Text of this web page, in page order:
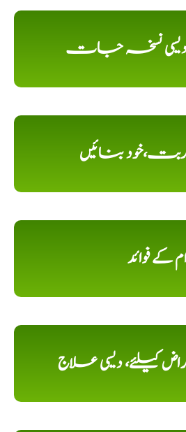
دیسی نسخہ جات
بنائیں
کے فوائد
کیلئے، دیسی علاج